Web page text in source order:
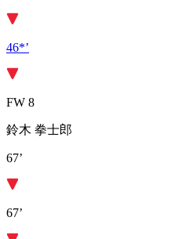
46*’
FW 8
鈴木 拳士郎
67’
67’